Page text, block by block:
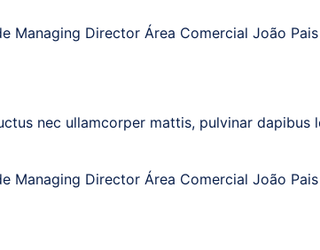
nec ullamcorper mattis, pulvinar dapibus